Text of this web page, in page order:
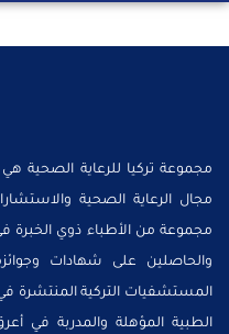
مجموعة تركيا للرعاية الصحية
مجال الرعاية الصحية
مجموعة من الأطباء ذوي الخبرة
والحاصلين على شهادات
المستشفيات التركية المنتشرة
الطبية المؤهلة والمدربة في